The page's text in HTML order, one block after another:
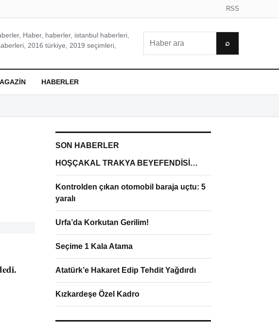
RSS
Haber, haberler, istanbul haberleri,
2016 türkiye, 2019 seçimleri,
⌕
HABERLER
SON HABERLER
HOŞÇAKAL TRAKYA BEYEFENDİSİ…
Kontrolden çıkan otomobil baraja uçtu: 5
yaralı
Urfa’da Korkutan Gerilim!
Seçime 1 Kala Atama
Atatürk’e Hakaret Edip Tehdit Yağdırdı
Kızkardeşe Özel Kadro